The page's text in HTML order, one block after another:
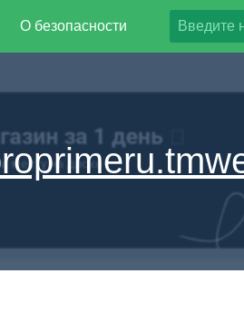
О безопасности